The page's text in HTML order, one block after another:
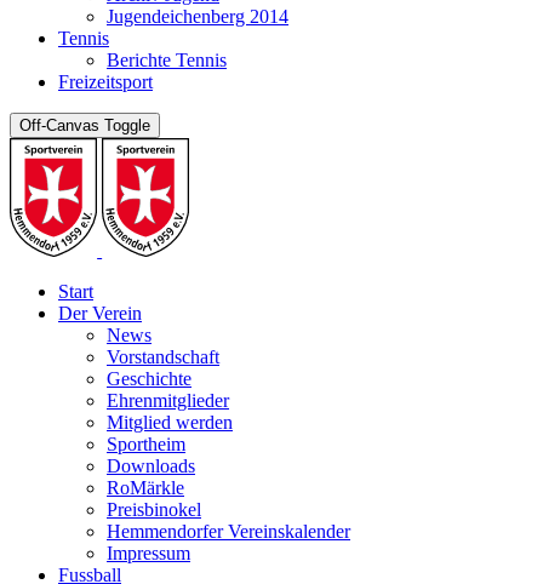
Jugendeichenberg 2014
Tennis
Berichte Tennis
Freizeitsport
Off-Canvas Toggle
Start
Der Verein
News
Vorstandschaft
Geschichte
Ehrenmitglieder
Mitglied werden
Sportheim
Downloads
RoMärkle
Preisbinokel
Hemmendorfer Vereinskalender
Impressum
Fussball